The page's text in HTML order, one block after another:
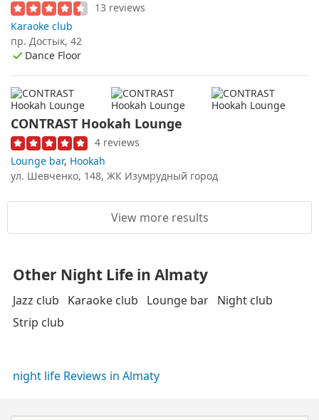
13 reviews
Karaoke club
пр. Достык, 42
Dance Floor
CONTRAST Hookah Lounge
4 reviews
Lounge bar, Hookah
ул. Шевченко, 148, ЖК Изумрудный город
View more results
Other Night Life in Almaty
Jazz club Karaoke club Lounge bar Night club
Strip club
night life Reviews in Almaty